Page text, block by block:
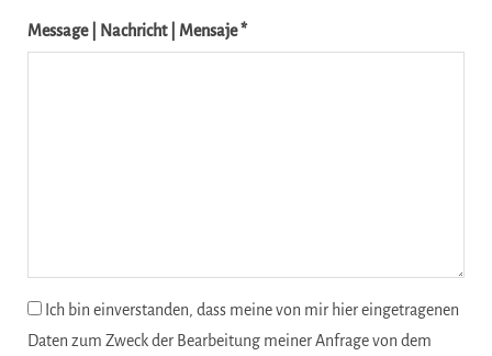
Message | Nachricht | Mensaje *
Ich bin einverstanden, dass meine von mir hier eingetragenen
Daten zum Zweck der Bearbeitung meiner Anfrage von dem